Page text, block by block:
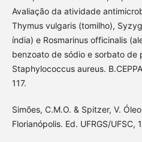
Avaliação da atividade
Thymus vulgaris (tomilho),
índia) e Rosmarinus officinalis
benzoato de sódio e sorbato de
Staphylococcus aureus.
117.
Simões, C.M.O. & Spitzer, V.
Florianópolis. Ed. UFRGS/